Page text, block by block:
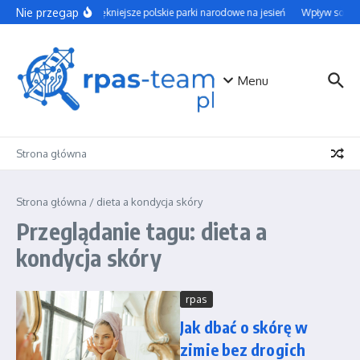
Przejdź do treści
Nie przegapNajpiękniejsze polskie parki narodowe na jesień Wpływ
Menu
Strona główna
Strona główna / dieta a kondycja skóry
Przeglądanie tagu: dieta a
kondycja skóry
rpas
Jak dbać o skórę w
zimie bez drogich